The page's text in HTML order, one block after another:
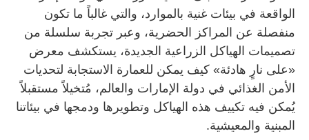
الواقعة في بيئات غنية بالموارد، والتي غالباً ما تكون
منفصلة عن المراكز الحضرية، وعبر تجربة سلسلة من
تصميمات الهياكل الزراعية الجديدة، يستكشف معرض
«على نارٍ هادئة» كيف يمكن للعمارة الاستجابة لتحديات
الأمن الغذائي في دولة الإمارات والعالم، مُتخيلاً مستقبلاً
يُمكن فيه تكييف هذه الهياكل وتطويرها ودمجها في بيئاتنا
المبنية والمعيشية.